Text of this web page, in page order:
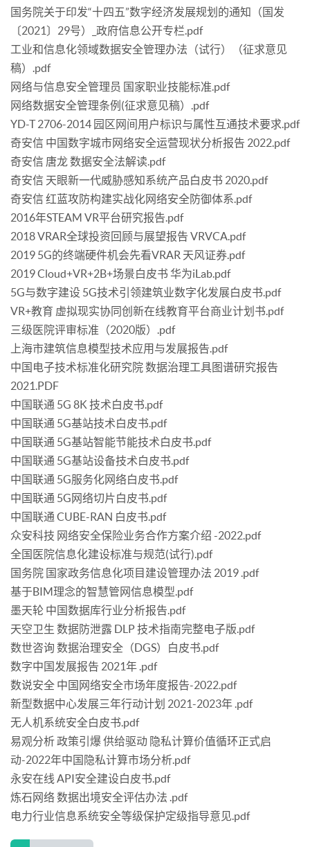
国务院关于印发“十四五”数字经济发展规划的通知（国发
〔2021〕29号）_政府信息公开专栏.pdf
工业和信息化领域数据安全管理办法（试行）（征求意见
稿）.pdf
网络与信息安全管理员 国家职业技能标准.pdf
网络数据安全管理条例(征求意见稿）.pdf
YD-T 2706-2014 园区网间用户标识与属性互通技术要求.pdf
奇安信 中国数字城市网络安全运营现状分析报告 2022.pdf
奇安信 唐龙 数据安全法解读.pdf
奇安信 天眼新一代威胁感知系统产品白皮书 2020.pdf
奇安信 红蓝攻防构建实战化网络安全防御体系.pdf
2016年STEAM VR平台研究报告.pdf
2018 VRAR全球投资回顾与展望报告 VRVCA.pdf
2019 5G的终端硬件机会先看VRAR 天风证券.pdf
2019 Cloud+VR+2B+场景白皮书 华为iLab.pdf
5G与数字建设 5G技术引领建筑业数字化发展白皮书.pdf
VR+教育 虚拟现实协同创新在线教育平台商业计划书.pdf
三级医院评审标准（2020版）.pdf
上海市建筑信息模型技术应用与发展报告.pdf
中国电子技术标准化研究院 数据治理工具图谱研究报告
2021.PDF
中国联通 5G 8K 技术白皮书.pdf
中国联通 5G基站技术白皮书.pdf
中国联通 5G基站智能节能技术白皮书.pdf
中国联通 5G基站设备技术白皮书.pdf
中国联通 5G服务化网络白皮书.pdf
中国联通 5G网络切片白皮书.pdf
中国联通 CUBE-RAN 白皮书.pdf
众安科技 网络安全保险业务合作方案介绍 -2022.pdf
全国医院信息化建设标准与规范(试行).pdf
国务院 国家政务信息化项目建设管理办法 2019 .pdf
基于BIM理念的智慧管网信息模型.pdf
墨天轮 中国数据库行业分析报告.pdf
天空卫生 数据防泄露 DLP 技术指南完整电子版.pdf
数世咨询 数据治理安全（DGS）白皮书.pdf
数字中国发展报告 2021年 .pdf
数说安全 中国网络安全市场年度报告-2022.pdf
新型数据中心发展三年行动计划 2021-2023年 .pdf
无人机系统安全白皮书.pdf
易观分析 政策引爆 供给驱动 隐私计算价值循环正式启
动-2022年中国隐私计算市场分析.pdf
永安在线 API安全建设白皮书.pdf
炼石网络 数据出境安全评估办法 .pdf
电力行业信息系统安全等级保护定级指导意见.pdf